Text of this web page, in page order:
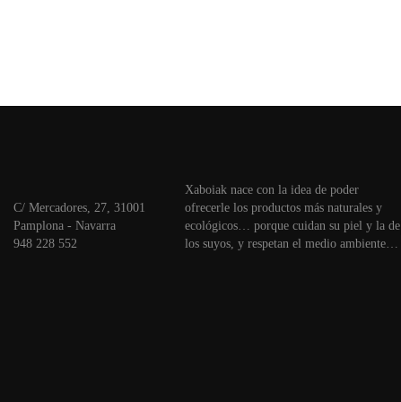
C/ Mercadores, 27, 31001
Pamplona - Navarra
948 228 552
Xaboiak nace con la idea de poder
ofrecerle los productos más naturales y
ecológicos… porque cuidan su piel y la de
los suyos, y respetan el medio ambiente…